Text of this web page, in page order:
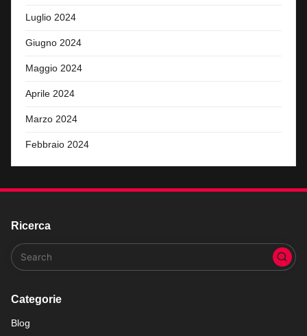
Luglio 2024
Giugno 2024
Maggio 2024
Aprile 2024
Marzo 2024
Febbraio 2024
Ricerca
Categorie
Blog